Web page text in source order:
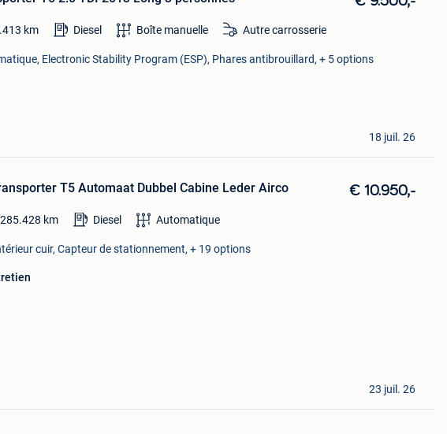
km Diesel Boîte manuelle Autre carrosserie
Electronic Stability Program (ESP), Phares antibrouillard, + 5 options
18 juil. 26
T5 Automaat Dubbel Cabine Leder Airco € 10.950,-
285.428 km Diesel Automatique
cuir, Capteur de stationnement, + 19 options
23 juil. 26